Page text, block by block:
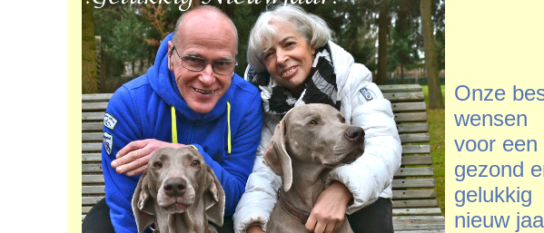
Onze
wensen
voor een
gezond
gelukkig
nieuw